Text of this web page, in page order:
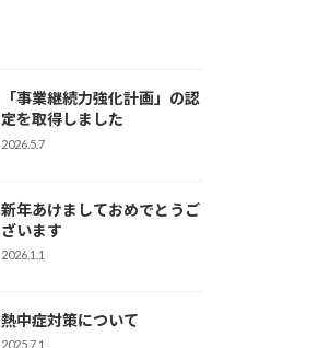
「事業継続力強化計画」の認
定を取得しました
2026.5.7
新年あけましておめでとうご
ざいます
2026.1.1
熱中症対策について
2025.7.1